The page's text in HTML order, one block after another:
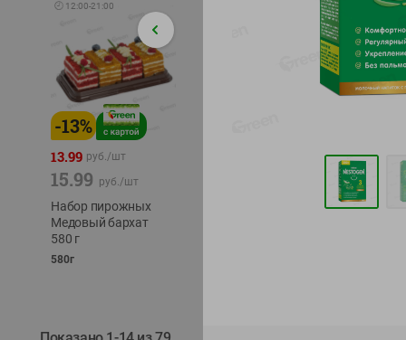
🕘 12:00-21:00
-13%
13.99 руб./шт
15.99 руб./шт
Набор пирожных
Медовый бархат
580 г
580г
4.99
ТОФУ